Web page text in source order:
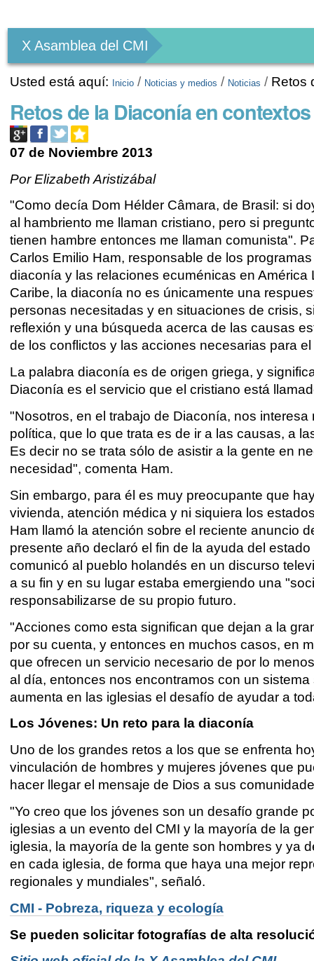
Personales
X Asamblea del CMI
Usted está aquí: Inicio / Noticias y medios / Noticias / Retos
Retos de la Diaconía en
07 de Noviembre 2013
Por Elizabeth Aristizábal
"Como decía Dom Hélder Câmara, de Brasil: si
al hambriento me llaman cristiano, pero si
tienen hambre entonces me llaman comunista".
Carlos Emilio Ham, responsable de los
diaconía y las relaciones ecuménicas en América
Caribe, la diaconía no es únicamente una
personas necesitadas y en situaciones de crisis,
reflexión y una búsqueda acerca de las causas
de los conflictos y las acciones necesarias para
La palabra diaconía es de origen griega, y
Diaconía es el servicio que el cristiano está
"Nosotros, en el trabajo de Diaconía, nos
política, que lo que trata es de ir a las causas, a
Es decir no se trata sólo de asistir a la gente en
necesidad", comenta Ham.
Sin embargo, para él es muy preocupante que
vivienda, atención médica y ni siquiera los
Ham llamó la atención sobre el reciente anuncio
presente año declaró el fin de la ayuda del
comunicóal pueblo holandés en un discurso
a su fin y en su lugar estaba emergiendo una
responsabilizarse de su propio futuro.
"Acciones como esta significan que dejan a la
por su cuenta, y entonces en muchos casos, en
que ofrecen un servicio necesario de por lo
al día, entonces nos encontramos con un
aumenta en las iglesias el desafío de ayudar a
Los Jóvenes: Un reto para la diaconía
Uno de los grandes retos a los que se enfrenta
vinculación de hombres y mujeres jóvenes que
hacer llegar el mensaje de Dios a sus
"Yo creo que los jóvenes son un desafío grande
iglesias a un evento del CMI y la mayoría de la
iglesia, la mayoría de la gente son hombres y ya
en cada iglesia, de forma que haya una mejor
regionales y mundiales", señaló.
CMI - Pobreza, riqueza y ecología
Se pueden solicitar fotografías de alta